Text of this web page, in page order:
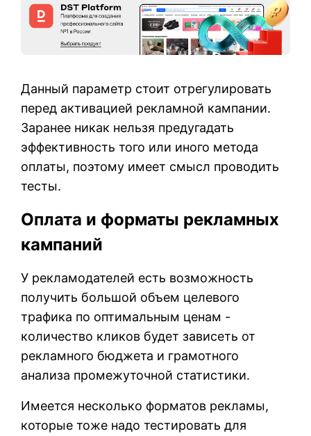
Данный параметр стоит отрегулировать
перед активацией рекламной кампании.
Заранее никак нельзя предугадать
эффективность того или иного метода
оплаты, поэтому имеет смысл проводить
тесты.
Оплата и форматы рекламных
кампаний
У рекламодателей есть возможность
получить большой объем целевого
трафика по оптимальным ценам -
количество кликов будет зависеть от
рекламного бюджета и грамотного
анализа промежуточной статистики.
Имеется несколько форматов рекламы,
которые тоже надо тестировать для